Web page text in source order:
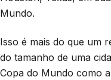
Mundo.
Isso é mais do que um
do tamanho de uma
Copa do Mundo como